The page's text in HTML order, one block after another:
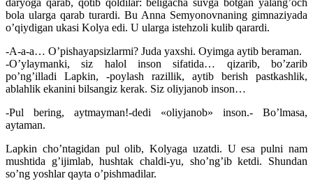
bola ularga qarab turardi. Bu Anna Semyonovnaning gimnaziyada
o’qiydigan ukasi Kolya edi. U ularga istehzoli kulib qarardi.
-A-a-a… O’pishayapsizlarmi? Juda yaxshi. Oyimga aytib beraman.
-O’ylaymanki, siz halol inson sifatida… qizarib, bo’zarib
po’ng’illadi Lapkin, -poylash razillik, aytib berish pastkashlik,
ablahlik ekanini bilsangiz kerak. Siz oliyjanob inson…
-Pul bering, aytmayman!-dedi «oliyjanob» inson.- Bo’lmasa,
aytaman.
Lapkin cho’ntagidan pul olib, Kolyaga uzatdi. U esa pulni nam
mushtida g’ijimlab, hushtak chaldi-yu, sho’ng’ib ketdi. Shundan
so’ng yoshlar qayta o’pishmadilar.